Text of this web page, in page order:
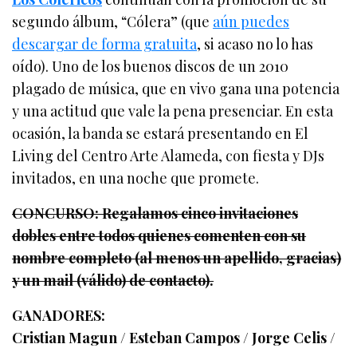
segundo álbum, “Cólera” (que aún puedes
descargar de forma gratuita, si acaso no lo has
oído). Uno de los buenos discos de un 2010
plagado de música, que en vivo gana una potencia
y una actitud que vale la pena presenciar. En esta
ocasión, la banda se estará presentando en El
Living del Centro Arte Alameda, con fiesta y DJs
invitados, en una noche que promete.
CONCURSO: Regalamos cinco invitaciones
dobles entre todos quienes comenten con su
nombre completo (al menos un apellido, gracias)
y un mail (válido) de contacto).
GANADORES:
Cristian Magun / Esteban Campos / Jorge Celis /